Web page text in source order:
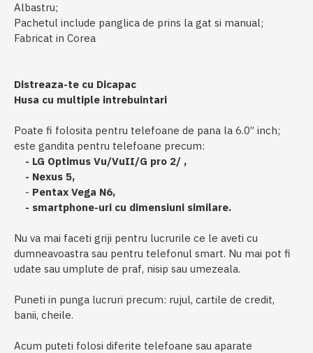
Albastru;
Pachetul include panglica de prins la gat si manual;
Fabricat in Corea
Distreaza-te cu Dicapac
Husa cu multiple intrebuintari
Poate fi folosita pentru telefoane de pana la 6.0” inch;
este gandita pentru telefoane precum:
- LG Optimus Vu/VuII/G pro 2/ ,
- Nexus 5,
- Pentax Vega N6,
- smartphone-uri cu dimensiuni similare.
Nu va mai faceti griji pentru lucrurile ce le aveti cu
dumneavoastra sau pentru telefonul smart. Nu mai pot fi
udate sau umplute de praf, nisip sau umezeala.
Puneti in punga lucruri precum: rujul, cartile de credit,
banii, cheile.
Acum puteti folosi diferite telefoane sau aparate